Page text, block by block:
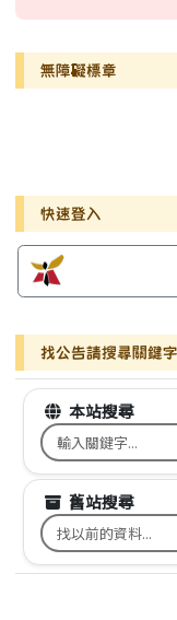
無障礙標章
右邊區域內容
快速登入
找公告請搜尋關鍵字
本站搜尋
搜尋台南市文元
舊站搜尋
搜尋台南市文元